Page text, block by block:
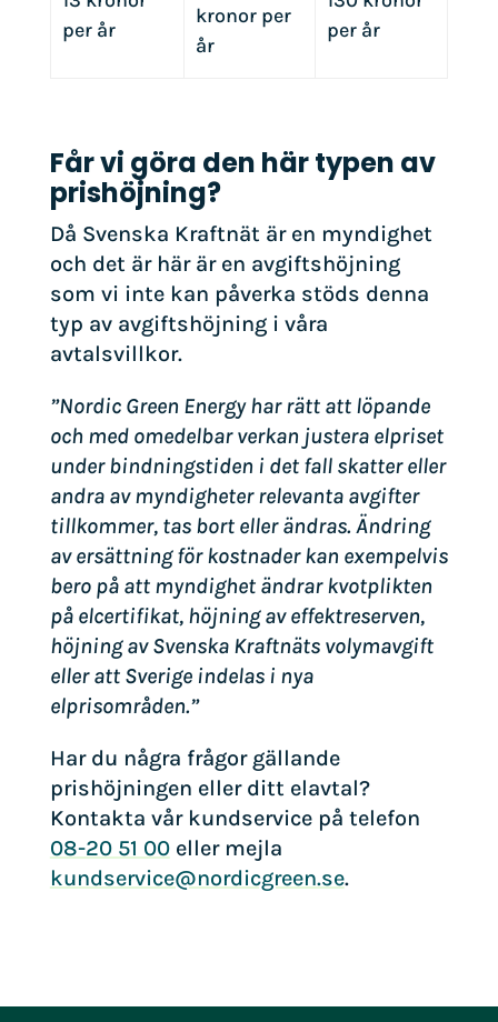
per år
kronor per
år
per år
Får vi göra den här typen av
prishöjning?
Då Svenska Kraftnät är en myndighet
och det är här är en avgiftshöjning
som vi inte kan påverka stöds denna
typ av avgiftshöjning i våra
avtalsvillkor.
”Nordic Green Energy har rätt att löpande
och med omedelbar verkan justera elpriset
under bindningstiden i det fall skatter eller
andra av myndigheter relevanta avgifter
tillkommer, tas bort eller ändras. Ändring
av ersättning för kostnader kan exempelvis
bero på att myndighet ändrar kvotplikten
på elcertifikat, höjning av effektreserven,
höjning av Svenska Kraftnäts volymavgift
eller att Sverige indelas i nya
elprisområden.”
Har du några frågor gällande
prishöjningen eller ditt elavtal?
Kontakta vår kundservice på telefon
08-20 51 00eller mejla
kundservice@nordicgreen.se.